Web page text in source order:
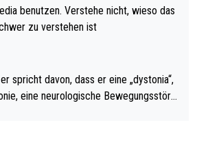
derjenige, der über Social Media GvV p
Mutter schießt öfters mal gegen Ric
benutzen. Verstehe nicht, wieso das
zu verstehen ist
spricht davon, dass er eine „dystonia“,
eine neurologische Bewegungsstöru